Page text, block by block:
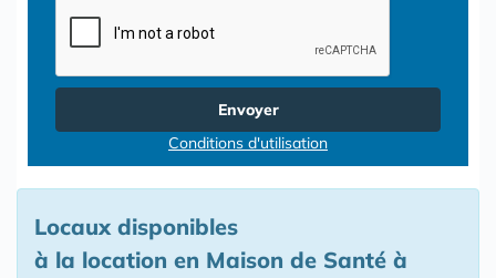
Envoyer
Conditions d'utilisation
Locaux disponibles
à la location en Maison de Santé à